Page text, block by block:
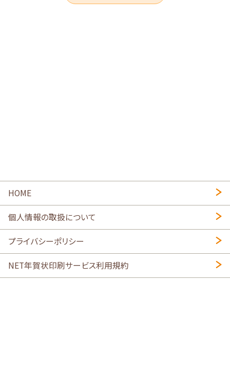
HOME
個人情報の取扱について
プライバシーポリシー
NET年賀状印刷サービス利用規約